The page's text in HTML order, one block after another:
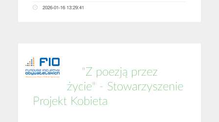
2026-01-16 13:29:41
"Z poezją przez
życie" - Stowarzyszenie
Projekt Kobieta